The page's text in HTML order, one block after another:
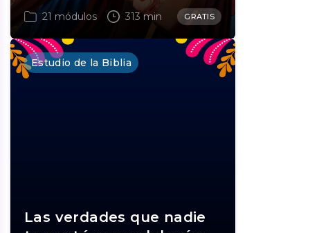
21 módulos 313 min GRATIS
Estudio de la Biblia
Las verdades que nadie